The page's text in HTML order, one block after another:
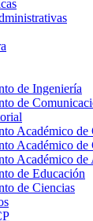
de Ingeniería
de
Académico de
Académico de
Académico
de Educación
de Ciencias